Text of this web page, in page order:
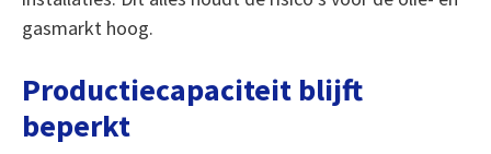
gasmarkt hoog.
Productiecapaciteit blijft
beperkt